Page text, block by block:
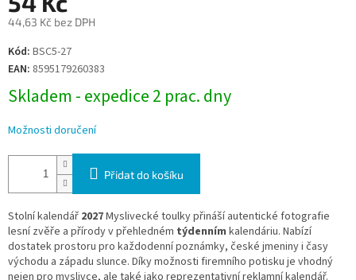
44,63 Kč bez DPH
Měrná
cena:
Kód: BSC5-27
EAN: 8595179260383
Skladem - expedice 2 prac. dny
Možnosti doručení
Přidat do košíku
Stolní kalendář 2027Myslivecké toulky přináší autentické fotografie
lesní zvěře a přírody v přehledném týdenním kalendáriu. Nabízí
dostatek prostoru pro každodenní poznámky, české jmeniny i časy
východu a západu slunce. Díky možnosti firemního potisku je vhodný